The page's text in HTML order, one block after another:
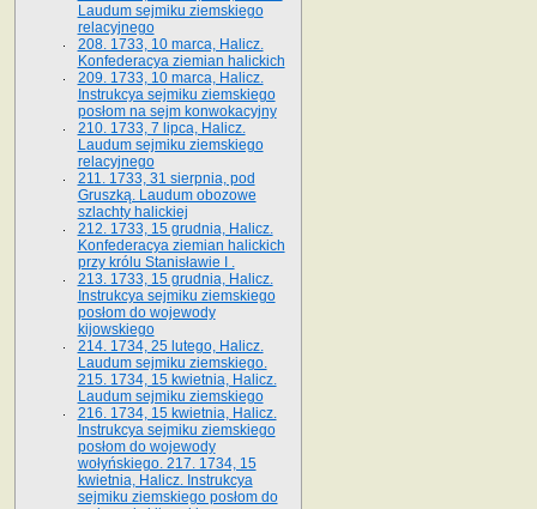
Laudum sejmiku ziemskiego
relacyjnego
208. 1733, 10 marca, Halicz.
Konfederacya ziemian halickich­
209. 1733, 10 marca, Halicz.
Instrukcya sejmiku ziemskiego
posłom na sejm konwokacyjny
210. 1733, 7 lipca, Halicz.
Laudum sejmiku ziemskiego
relacyjnego
211. 1733, 31 sierpnia, pod
Gruszką. Laudum obozowe
szlachty halickiej
212. 1733, 15 grudnia, Halicz.
Konfederacya ziemian halickich
przy królu Stanisławie I .
213. 1733, 15 grudnia, Halicz.
Instrukcya sejmiku ziemskiego
posłom do wojewody
kijowskiego
214. 1734, 25 lutego, Halicz.
Laudum sejmiku ziemskiego.
215. 1734, 15 kwietnia, Halicz.
Laudum sejmiku ziemskiego
216. 1734, 15 kwietnia, Halicz.
Instrukcya sejmiku ziemskiego
posłom do wojewody
wołyńskiego. 217. 1734, 15
kwietnia, Halicz. Instrukcya
sejmiku ziemskiego posłom do